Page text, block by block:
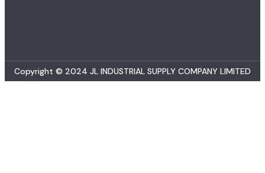
Copyright © 2024 JL INDUSTRIAL SUPPLY COMPANY LIMITED